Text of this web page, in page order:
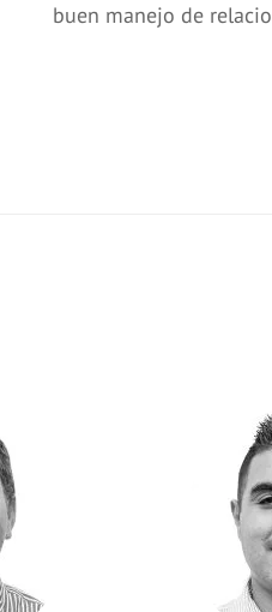
buen manejo de